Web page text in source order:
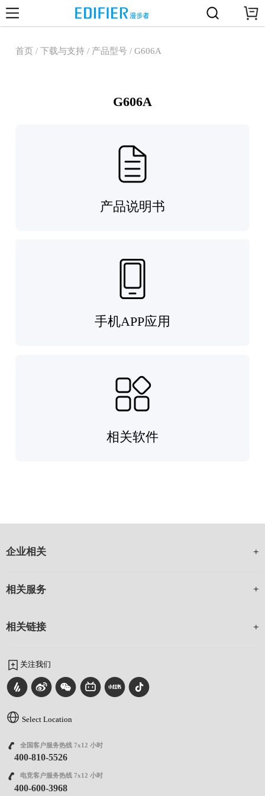
首页 / 下载与支持 / 产品型号 / G606A
G606A
产品说明书
手机APP应用
相关软件
企业相关
相关服务
相关链接
关注我们
Select Location
全国客户服务热线 7x12 小时
400-810-5526
电竞客户服务热线 7x12 小时
400-600-3968